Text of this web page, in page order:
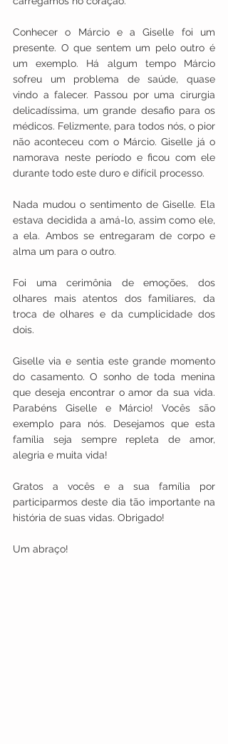
Conhecer o Márcio e a Giselle foi um
presente. O que sentem um pelo outro é
um exemplo. Há algum tempo Márcio
sofreu um problema de saúde, quase
vindo a falecer. Passou por uma cirurgia
delicadíssima, um grande desafio para os
médicos. Felizmente, para todos nós, o pior
não aconteceu com o Márcio. Giselle já o
namorava neste período e ficou com ele
durante todo este duro e difícil processo.
Nada mudou o sentimento de Giselle. Ela
estava decidida a amá-lo, assim como ele,
a ela. Ambos se entregaram de corpo e
alma um para o outro.
Foi uma cerimônia de emoções, dos
olhares mais atentos dos familiares, da
troca de olhares e da cumplicidade dos
dois.
Giselle via e sentia este grande momento
do casamento. O sonho de toda menina
que deseja encontrar o amor da sua vida.
Parabéns Giselle e Márcio! Vocês são
exemplo para nós. Desejamos que esta
família seja sempre repleta de amor,
alegria e muita vida!
Gratos a vocês e a sua família por
participarmos deste dia tão importante na
história de suas vidas. Obrigado!
Um abraço!